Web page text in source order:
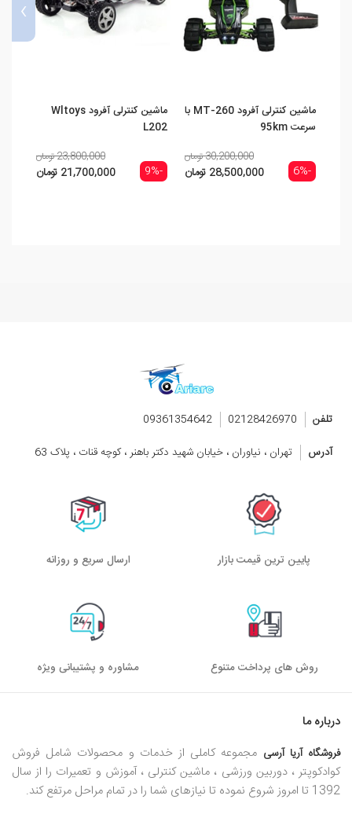
ماشین کنترلی آفرود MT-260 با
سرعت 95km
-6%
30,200,000 تومان
28,500,000 تومان
ماشین کنترلی آفرود Wltoys
L202
-9%
23,800,000 تومان
21,700,000 تومان
›
تلفن 02128426970
09361354642
آدرس
تهران ، نیاوران ، خیابان شهید دکتر باهنر ، کوچه قنات ، پلاک 63
پایین ترین قیمت بازار ارسال سریع و روزانه
روش های پرداخت متنوع مشاوره و پشتیبانی ویژه
درباره ما
فروشگاه آریا آرسی مجموعه کاملی از خدمات و محصولات شامل فروش
کوادکوپتر ، دوربین ورزشی ، ماشین کنترلی ، آموزش و تعمیرات را از سال
1392 تا امروز شروع نموده تا نیازهای شما را در تمام مراحل مرتفع کند.